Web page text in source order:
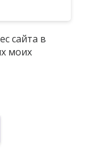
сайта в
моих